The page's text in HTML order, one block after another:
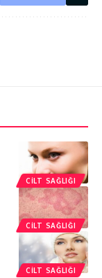
CILT SAĞLIĞI
CILT SAĞLIĞI
CILT SAĞLIĞI